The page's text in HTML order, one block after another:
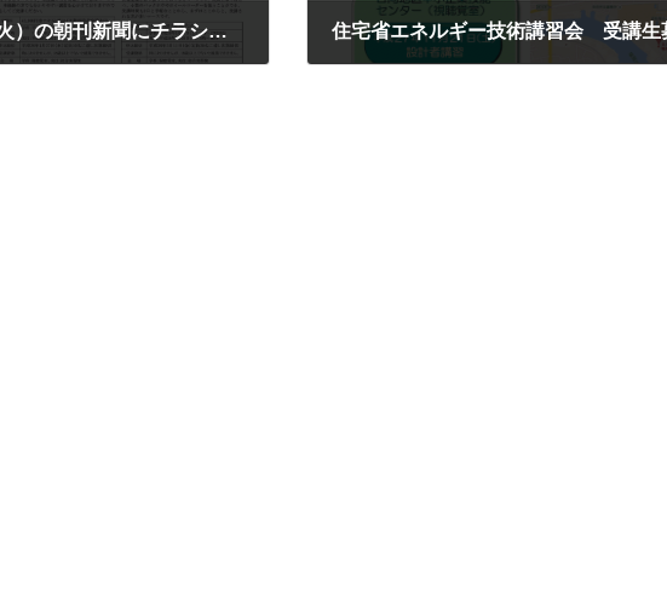
本日11月3日（火）の朝刊新聞にチラシを折込みました！